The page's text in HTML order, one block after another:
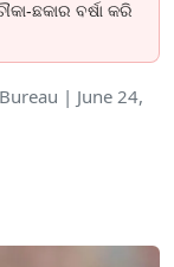
ଛକାର ବର୍ଷା କରି
| June 24,